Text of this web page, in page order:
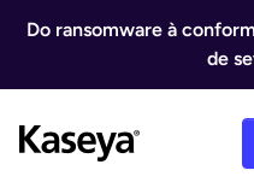
Do ransomware à
de